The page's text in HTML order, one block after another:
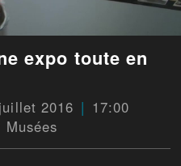
expo toute en
2016
17:00
Musées